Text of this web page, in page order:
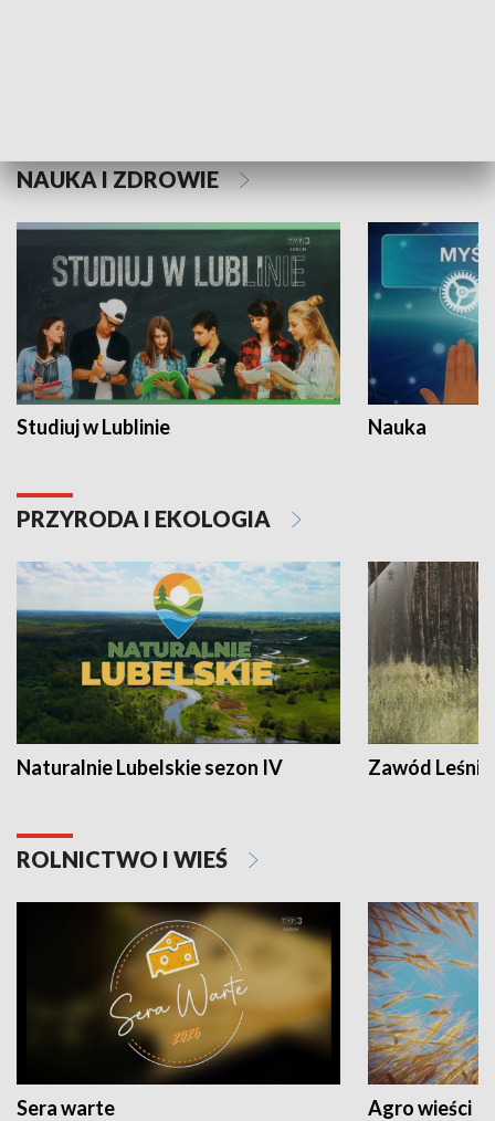
NAUKA I ZDROWIE
Studiuj w Lublinie Nauka
PRZYRODA I EKOLOGIA
Naturalnie Lubelskie sezon IV Zawód Leśnik
ROLNICTWO I WIEŚ
Sera warte Agro wieści